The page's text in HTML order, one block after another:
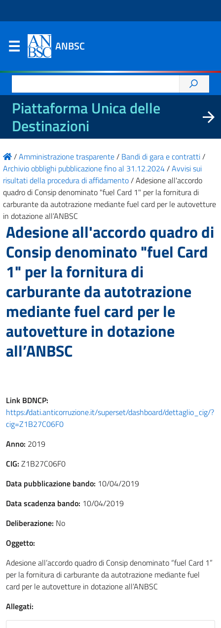
ANBSC
per:
Piattaforma Unica delle
Destinazioni
/Amministrazione trasparente/ Bandi di gara e contratti/
Archivio obblighi pubblicazione fino al 31.12.2024/Avvisi sui
risultati della procedura di affidamento/Adesione all'accordo
quadro di Consip denominato "fuel Card 1" per la fornitura di
carburante da autotrazione mediante fuel card per le autovetture
in dotazione all’ANBSC
Adesione all'accordo quadro di
Consip denominato "fuel Card
1" per la fornitura di
carburante da autotrazione
mediante fuel card per le
autovetture in dotazione
all’ANBSC
Link BDNCP:
https://dati.anticorruzione.it/superset/dashboard/dettaglio_cig/?
cig=Z1B27C06F0
Anno: 2019
CIG: Z1B27C06F0
Data pubblicazione bando: 10/04/2019
Data scadenza bando: 10/04/2019
Deliberazione: No
Oggetto:
Adesione all’accordo quadro di Consip denominato “fuel Card 1”
per la fornitura di carburante da autotrazione mediante fuel
card per le autovetture in dotazione all’ANBSC
Allegati: